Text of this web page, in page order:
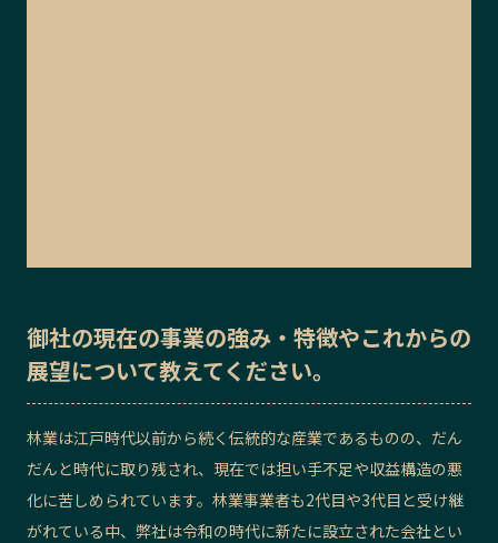
御社の現在の事業の強み・特徴やこれからの
展望について教えてください。
林業は江戸時代以前から続く伝統的な産業であるものの、だん
だんと時代に取り残され、現在では担い手不足や収益構造の悪
化に苦しめられています。林業事業者も2代目や3代目と受け継
がれている中、弊社は令和の時代に新たに設立された会社とい